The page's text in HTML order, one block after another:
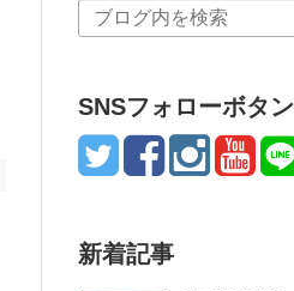
SNSフォローボタン
新着記事